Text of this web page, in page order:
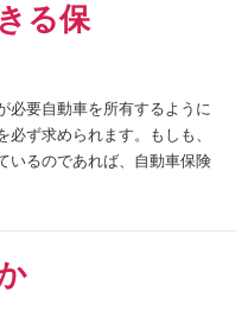
る保
必要自動車を所有するように
ず求められます。もしも、
いるのであれば、自動車保険